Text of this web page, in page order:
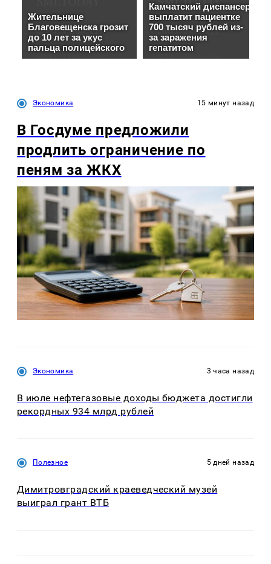
Экономика 15 минут назад
В Госдуме предложили
продлить ограничение по
пеням за ЖКХ
Экономика 3 часа назад
В июле нефтегазовые доходы бюджета достигли
рекордных 934 млрд рублей
Полезное 5 дней назад
Димитровградский краеведческий музей
выиграл грант ВТБ